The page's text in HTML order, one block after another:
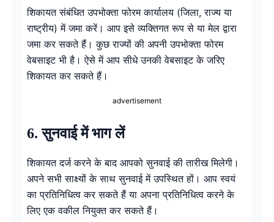
शिकायत संबंधित उपभोक्ता फोरम कार्यालय (जिला, राज्य या
राष्ट्रीय) में जमा करें। आप इसे व्यक्तिगत रूप से या मेल द्वारा
जमा कर सकते हैं। कुछ राज्यों की अपनी उपभोक्ता फोरम
वेबसाइट भी है। ऐसे में आप सीधे उनकी वेबसाइट के जरिए
शिकायत कर सकते हैं।
advertisement
6. सुनवाई में भाग लें
शिकायत दर्ज करने के बाद आपको सुनवाई की तारीख मिलेगी।
अपने सभी साक्ष्यों के साथ सुनवाई में उपस्थित हों। आप स्वयं
का प्रतिनिधित्व कर सकते हैं या अपना प्रतिनिधित्व करने के
लिए एक वकील नियुक्त कर सकते हैं।